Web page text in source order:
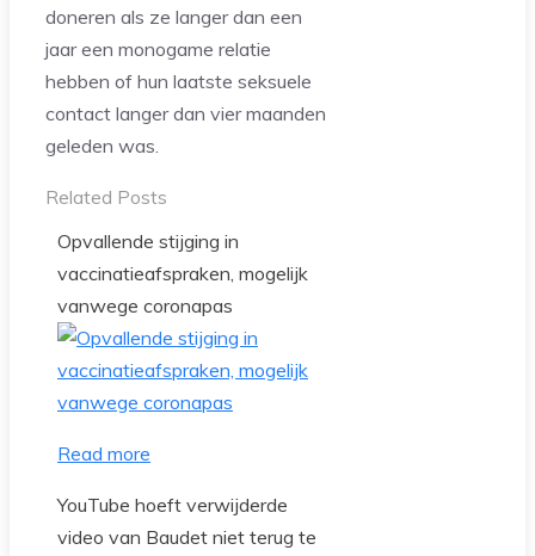
doneren als ze langer dan een
jaar een monogame relatie
hebben of hun laatste seksuele
contact langer dan vier maanden
geleden was.
Related Posts
Opvallende stijging in
vaccinatieafspraken, mogelijk
vanwege coronapas
Read more
YouTube hoeft verwijderde
video van Baudet niet terug te